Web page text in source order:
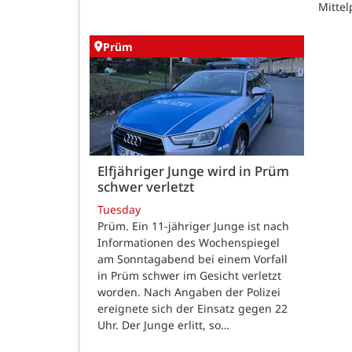
Prüm
Elfjähriger Junge wird in Prüm
schwer verletzt
Tuesday
Prüm. Ein 11-jähriger Junge ist nach
Informationen des Wochenspiegel
am Sonntagabend bei einem Vorfall
in Prüm schwer im Gesicht verletzt
worden. Nach Angaben der Polizei
ereignete sich der Einsatz gegen 22
Uhr. Der Junge erlitt, so…